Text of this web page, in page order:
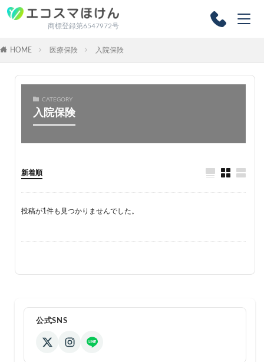
商標登録第6547972号
HOME 医療保険 入院保険
CATEGORY
入院保険
新着順
投稿が1件も見つかりませんでした。
公式SNS